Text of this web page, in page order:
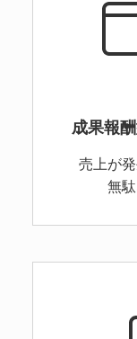
成果報
売上が
無